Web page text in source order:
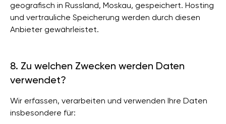
geografisch in Russland, Moskau, gespeichert. Hosting
und vertrauliche Speicherung werden durch diesen
Anbieter gewährleistet.
8. Zu welchen Zwecken werden Daten
verwendet?
Wir erfassen, verarbeiten und verwenden Ihre Daten
insbesondere für: